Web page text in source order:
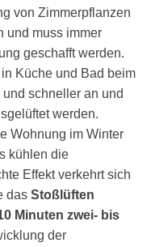
von Zimmerpflanzen
und muss immer
geschafft werden.
Küche und Bad beim
schneller an und
werden.
Wohnung im Winter
kühlen die
Effekt verkehrt sich
das Stoßlüften
Minuten zwei- bis
der